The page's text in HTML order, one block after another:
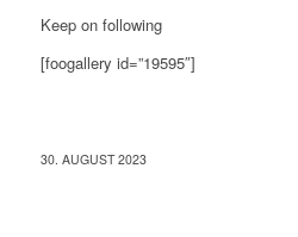
Keep on following
[foogallery id=”19595″]
30. AUGUST 2023